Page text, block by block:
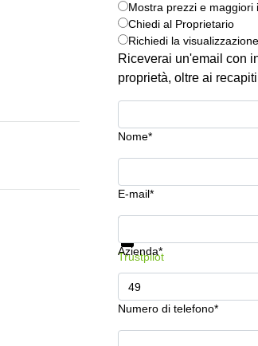
Mostra prezzi e maggiori
Chiedi al Proprietario
Richiedi la visualizzazione
Riceverai un'email con
proprietà, oltre ai
Nome*
E-mail*
Azienda*
Numero di telefono*
Mostra prezzi e maggiori
Trustpilot